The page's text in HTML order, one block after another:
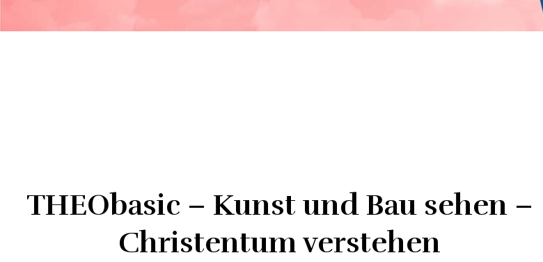
THEObasic – Kunst und Bau sehen –
Christentum verstehen